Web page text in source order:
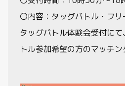
〇内容：タッグバトル・フリ
タッグバトル体験会受付に
トル参加希望の方のマッチン